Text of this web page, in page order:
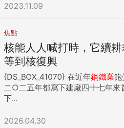
2023.11.09
焦點
核能人人喊打時，它續
等到核復興
{DS_BOX_41070} 在近年鋼鐵業飽
二○二五年都寫下建廠四十七年來
下...
2026.04.30